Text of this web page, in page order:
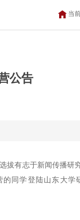
当
公告
拔有志于新闻传播研
的同学登陆山东大学